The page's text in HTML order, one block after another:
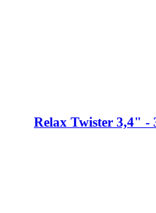
Relax Twister 3,4" -